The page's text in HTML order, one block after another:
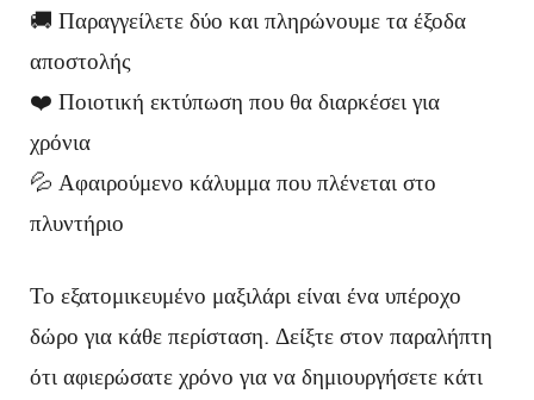
🚚 Παραγγείλετε δύο και πληρώνουμε τα έξοδα
αποστολής
❤️ Ποιοτική εκτύπωση που θα διαρκέσει για
χρόνια
💦 Αφαιρούμενο κάλυμμα που πλένεται στο
πλυντήριο
Το εξατομικευμένο μαξιλάρι είναι ένα υπέροχο
δώρο για κάθε περίσταση. Δείξτε στον παραλήπτη
ότι αφιερώσατε χρόνο για να δημιουργήσετε κάτι